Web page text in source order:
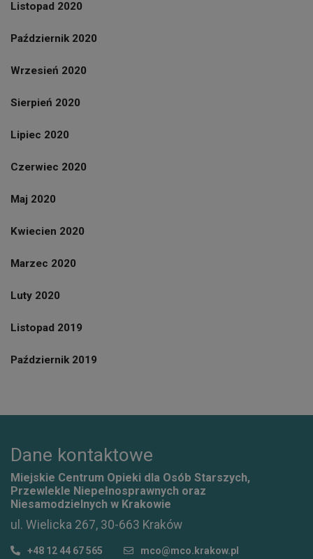
Listopad 2020
Październik 2020
Wrzesień 2020
Sierpień 2020
Lipiec 2020
Czerwiec 2020
Maj 2020
Kwiecien 2020
Marzec 2020
Luty 2020
Listopad 2019
Październik 2019
Dane kontaktowe
Miejskie Centrum Opieki dla Osób Starszych,
Przewlekle Niepełnosprawnych oraz
Niesamodzielnych w Krakowie
ul. Wielicka 267, 30-663 Kraków
+48 12 44 67 565 mco@mco.krakow.pl